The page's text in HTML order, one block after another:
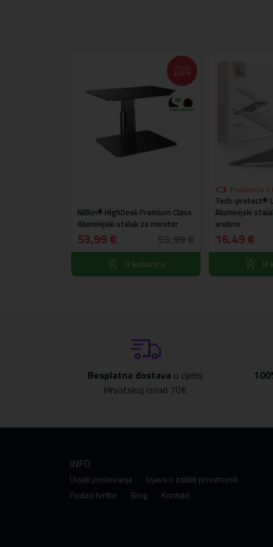
UŠTEDA
2,00 €
Nillkin® HighDesk Premium Class
Aluminijski stalak za monitor
53,99 €
U košaricu
Posljednja 2
akcijskoj
Tech-protect®
Aluminijski
srebrni
16,49 €
U
Besplatna dostava u cijeloj
Hrvatskoj iznad 70€
INFO
Uvjeti poslovanja
Izjava o zaštiti privatnosti
Podaci tvrtke
Blog Kontakt